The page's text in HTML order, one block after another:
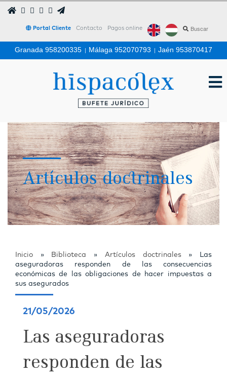
Portal Cliente Contacto Pagos online
Granada 958200335 | Málaga 952070793 | Jaén 953870417
Artículos doctrinales
Inicio » Biblioteca » Artículos doctrinales»
Las
aseguradoras responden de las consecuencias
económicas de las obligaciones de hacer impuestas a
sus asegurados
21/05/2026
Las aseguradoras
responden de las